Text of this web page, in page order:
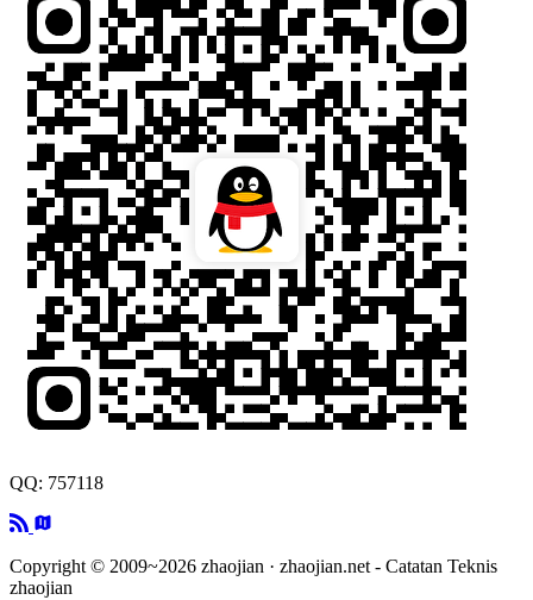
QQ: 757118
Copyright © 2009~2026 zhaojian · zhaojian.net - Catatan Teknis
zhaojian